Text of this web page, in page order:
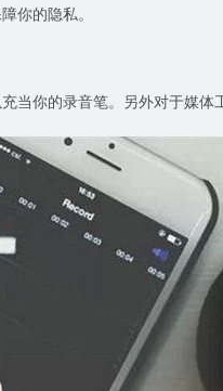
你的隐私。
当你的录音笔。另外对于媒体